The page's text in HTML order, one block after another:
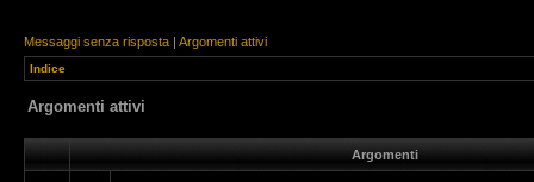
Messaggi senza risposta | Argomenti attivi
Indice
Argomenti attivi
Argomenti